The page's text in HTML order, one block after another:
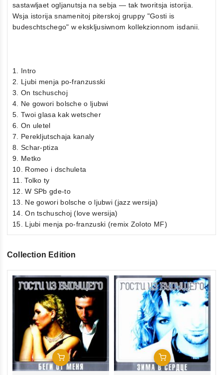
sastawljaet ogljanutsja na sebja — tak tworitsja istorija.
Wsja istorija snamenitoj piterskoj gruppy "Gosti is
budeschtschego" w ekskljusiwnom kollekzionnom isdanii.
1. Intro
2. Ljubi menja po-franzusski
3. On tschuschoj
4. Ne gowori bolsche o ljubwi
5. Twoi glasa kak wetscher
6. On uletel
7. Perekljutschaja kanaly
8. Schar-ptiza
9. Metko
10. Romeo i dschuleta
11. Tolko ty
12. W SPb gde-to
13. Ne gowori bolsche o ljubwi (jazz wersija)
14. On tschuschoj (love wersija)
15. Ljubi menja po-franzuski (remix Zoloto MF)
Collection Edition
In Den Warenkorb In Den Warenkorb